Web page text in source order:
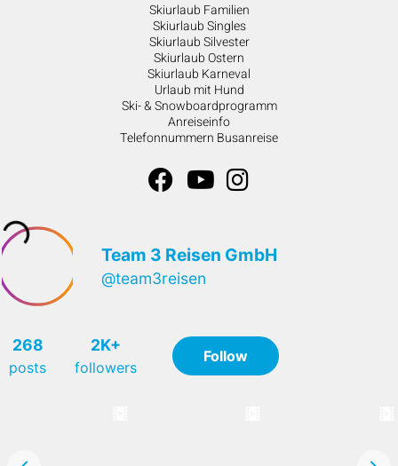
Skiurlaub Familien
Skiurlaub Singles
Skiurlaub Silvester
Skiurlaub Ostern
Skiurlaub Karneval
Urlaub mit Hund
Ski- & Snowboardprogramm
Anreiseinfo
Telefonnummern Busanreise